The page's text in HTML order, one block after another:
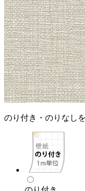
のり付き・のりなし